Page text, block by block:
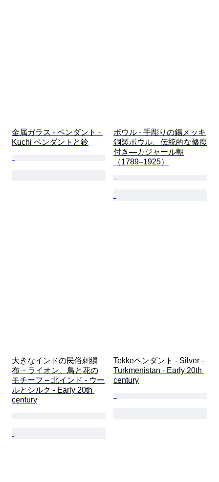
金属ガラス - ペンダント -
Kuchi ペンダントと鈴
ボウル - 手彫りの錫メッキ
銅製ボウル、伝統的な修復
付き—カジャール朝
（1789–1925）
大きなインドの民俗刺繍
布 – ライオン、鳥と花の
モチーフ – 北インド - ウー
ルとシルク - Early 20th
century
Tekkeペンダント - Silver -
Turkmenistan - Early 20th
century